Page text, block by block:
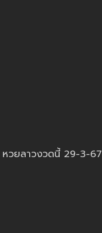
หวยลาวงวดนี้ 29-3-67